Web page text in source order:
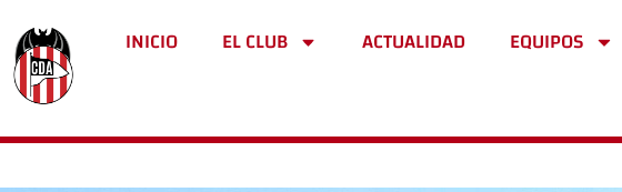
INICIO EL CLUB ACTUALIDAD EQUIPOS